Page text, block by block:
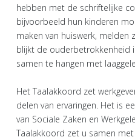
hebben met de schriftelijke
bijvoorbeeld hun kinderen
maken van huiswerk,
blijkt de ouderbetrokkenheid
samen te hangen met
Het Taalakkoord zet
delen van ervaringen. Het is
van Sociale Zaken en
Taalakkoord zet u samen